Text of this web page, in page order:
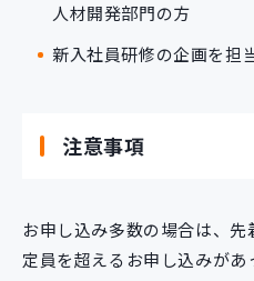
人材開発部門の方
新入社員研修の企画を担
注意事項
お申し込み多数の場合は、先
定員を超えるお申し込みが